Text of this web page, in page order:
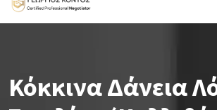
Κόκκινα Δάνεια